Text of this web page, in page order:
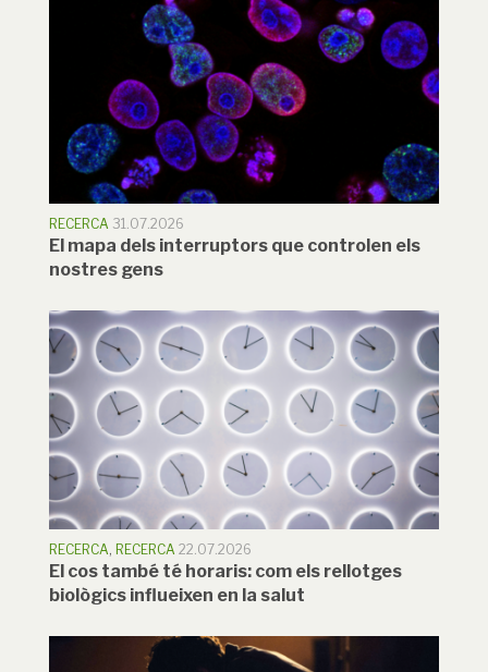
RECERCA 31.07.2026
El mapa dels interruptors que controlen els
nostres gens
RECERCA, RECERCA 22.07.2026
El cos també té horaris: com els rellotges
biològics influeixen en la salut